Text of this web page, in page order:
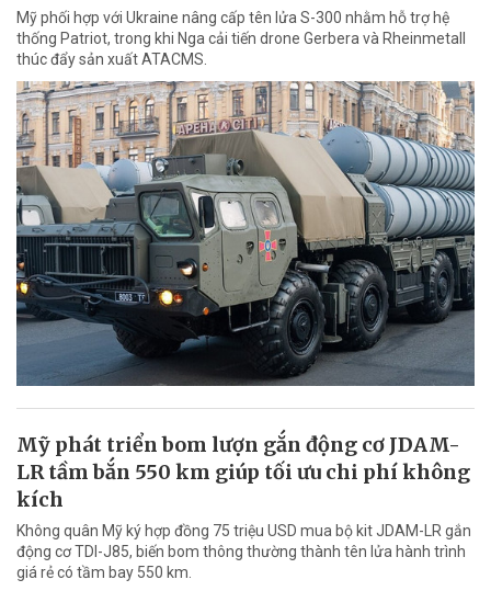
Mỹ phối hợp với Ukraine nâng cấp tên lửa S-300 nhằm hỗ trợ hệ
thống Patriot, trong khi Nga cải tiến drone Gerbera và Rheinmetall
thúc đẩy sản xuất ATACMS.
Mỹ phát triển bom lượn gắn động cơ JDAM-
LR tầm bắn 550 km giúp tối ưu chi phí không
kích
Không quân Mỹ ký hợp đồng 75 triệu USD mua bộ kit JDAM-LR gắn
động cơ TDI-J85, biến bom thông thường thành tên lửa hành trình
giá rẻ có tầm bay 550 km.